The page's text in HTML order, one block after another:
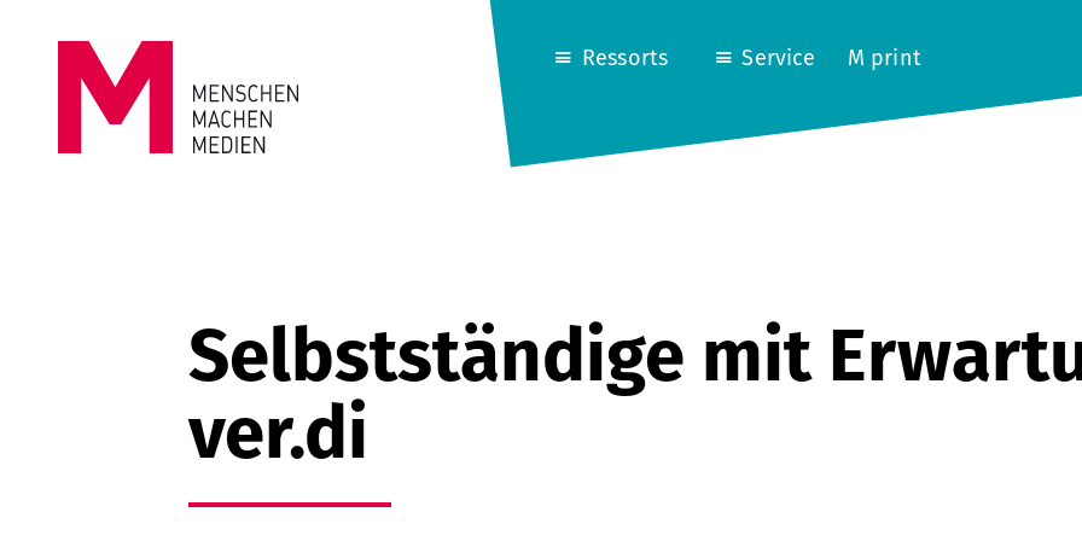
MEDIEN
Ressorts Service M print
Selbstständige mit
ver.di